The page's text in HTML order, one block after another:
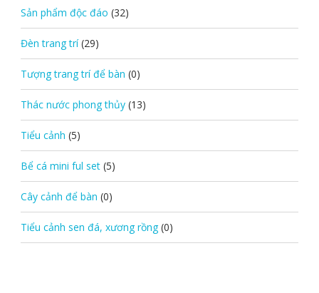
Sản phẩm độc đáo (32)
Đèn trang trí (29)
Tượng trang trí để bàn (0)
Thác nước phong thủy (13)
Tiểu cảnh (5)
Bể cá mini ful set (5)
Cây cảnh để bàn (0)
Tiểu cảnh sen đá, xương rồng (0)